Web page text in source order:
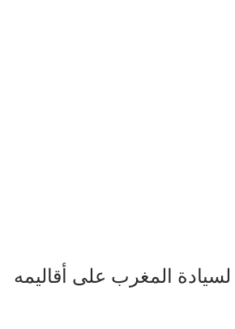
لسيادة المغرب على أقاليمه